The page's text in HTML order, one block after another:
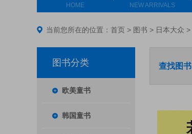
HOME NEW ARRIVALS
当前您所在的位置： 首页 > 图书 > 日本大众 >
图书分类
欧美童书
韩国童书
查找图书